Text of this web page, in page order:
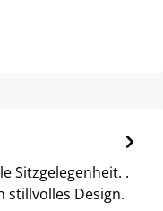
Sitzgelegenheit. .
stillvolles Design.